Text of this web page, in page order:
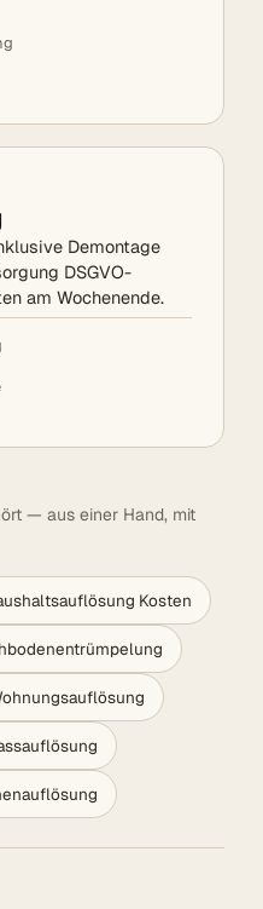
Demontage
DSGVO-
am Wochenende.
— aus einer Hand, mit
Kosten